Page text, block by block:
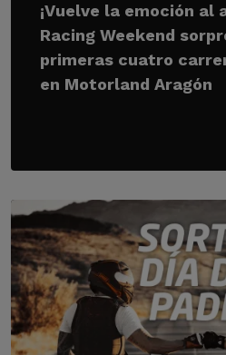
¡Vuelve la emoción al
Racing Weekend
primeras cuatro
en Motorland Aragón